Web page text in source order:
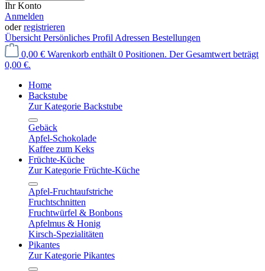
Ihr Konto
Anmelden
oderregistrieren
Übersicht Persönliches Profil Adressen Bestellungen
0,00 € Warenkorb enthält 0 Positionen. Der Gesamtwert beträgt
0,00 €.
Home
Backstube
Zur Kategorie Backstube
Gebäck
Apfel-Schokolade
Kaffee zum Keks
Früchte-Küche
Zur Kategorie Früchte-Küche
Apfel-Fruchtaufstriche
Fruchtschnitten
Fruchtwürfel & Bonbons
Apfelmus & Honig
Kirsch-Spezialitäten
Pikantes
Zur Kategorie Pikantes